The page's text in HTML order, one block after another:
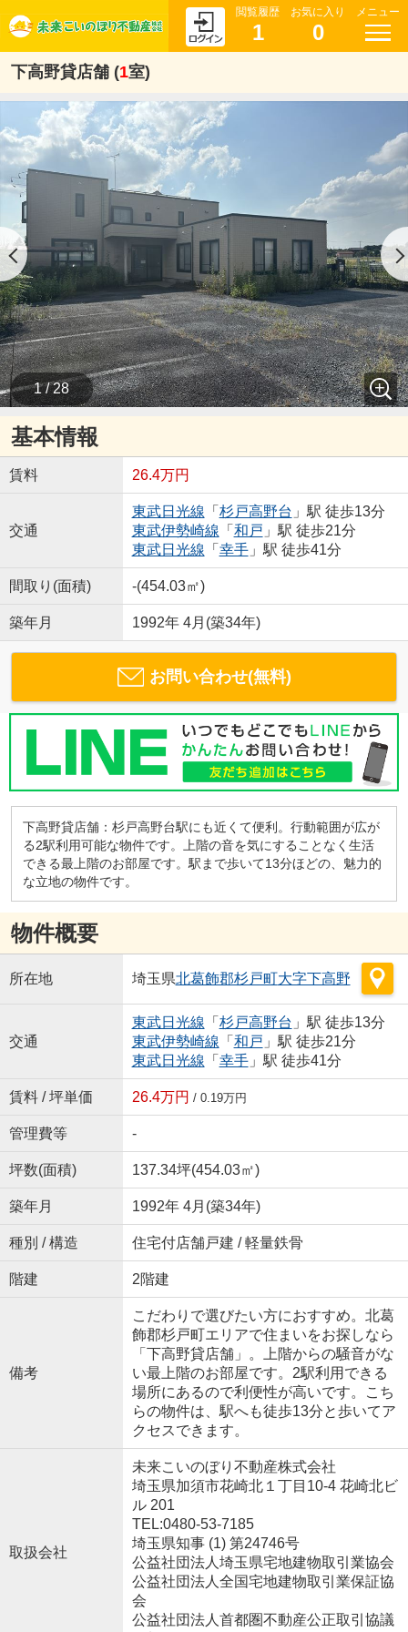
閲覧履歴
1
お気に入り
0
メニュー
下高野貸店舗 (1室)
1 / 28
基本情報
賃料 26.4万円
交通
東武日光線 「 杉戸高野台 」駅 徒歩13分
東武伊勢崎線 「 和戸 」駅 徒歩21分
東武日光線 「 幸手」駅 徒歩41分
間取り(面積) -(454.03㎡)
築年月 1992年 4月(築34年)
お問い合わせ(無料)
下高野貸店舗：杉戸高野台駅にも近くて便利。行動範囲が広が
る2駅利用可能な物件です。上階の音を気にすることなく生活
できる最上階のお部屋です。駅まで歩いて13分ほどの、魅力的
な立地の物件です。
物件概要
所在地 埼玉県北葛飾郡杉戸町大字下高野
交通
東武日光線 「 杉戸高野台 」駅 徒歩13分
東武伊勢崎線 「 和戸 」駅 徒歩21分
東武日光線 「 幸手」駅 徒歩41分
賃料 / 坪単価 26.4万円 / 0.19万円
管理費等 -
坪数(面積) 137.34坪(454.03㎡)
築年月 1992年 4月(築34年)
種別 / 構造 住宅付店舗戸建 / 軽量鉄骨
階建 2階建
備考
こだわりで選びたい方におすすめ。北葛
飾郡杉戸町エリアで住まいをお探しなら
「下高野貸店舗」。上階からの騒音がな
い最上階のお部屋です。2駅利用できる
場所にあるので利便性が高いです。こち
らの物件は、駅へも徒歩13分と歩いてア
クセスできます。
取扱会社
未来こいのぼり不動産株式会社
埼玉県加須市花崎北１丁目10-4 花崎北ビ
ル 201
TEL:0480-53-7185
埼玉県知事 (1) 第24746号
公益社団法人埼玉県宅地建物取引業協会
公益社団法人全国宅地建物取引業保証協
会
公益社団法人首都圏不動産公正取引協議